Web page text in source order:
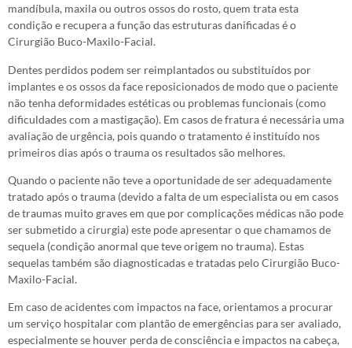
mandíbula, maxila ou outros ossos do rosto, quem trata esta
condição e recupera a função das estruturas danificadas é o
Cirurgião Buco-Maxilo-Facial.
Dentes perdidos podem ser reimplantados ou substituídos por
implantes e os ossos da face reposicionados de modo que o paciente
não tenha deformidades estéticas ou problemas funcionais (como
dificuldades com a mastigação). Em casos de fratura é necessária uma
avaliação de urgência, pois quando o tratamento é instituído nos
primeiros dias após o trauma os resultados são melhores.
Quando o paciente não teve a oportunidade de ser adequadamente
tratado após o trauma (devido a falta de um especialista ou em casos
de traumas muito graves em que por complicações médicas não pode
ser submetido a cirurgia) este pode apresentar o que chamamos de
sequela (condição anormal que teve origem no trauma). Estas
sequelas também são diagnosticadas e tratadas pelo Cirurgião Buco-
Maxilo-Facial.
Em caso de acidentes com impactos na face, orientamos a procurar
um serviço hospitalar com plantão de emergências para ser avaliado,
especialmente se houver perda de consciência e impactos na cabeça,